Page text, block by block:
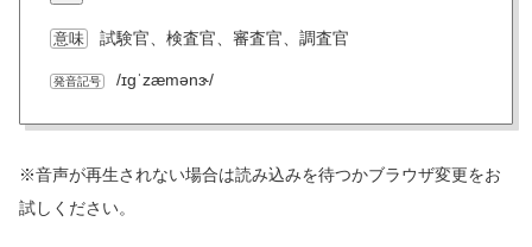
意味 試験官、検査官、審査官、調査官
発音記号 /ɪɡˈzæmənɝ/
※音声が再生されない場合は読み込みを待つかブラウザ変更をお
試しください。